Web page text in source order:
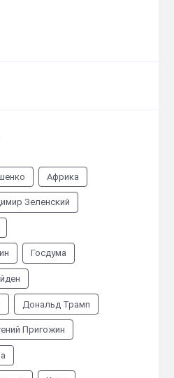
Африка
Зеленский
Госдума
Дональд Трамп
Пригожин